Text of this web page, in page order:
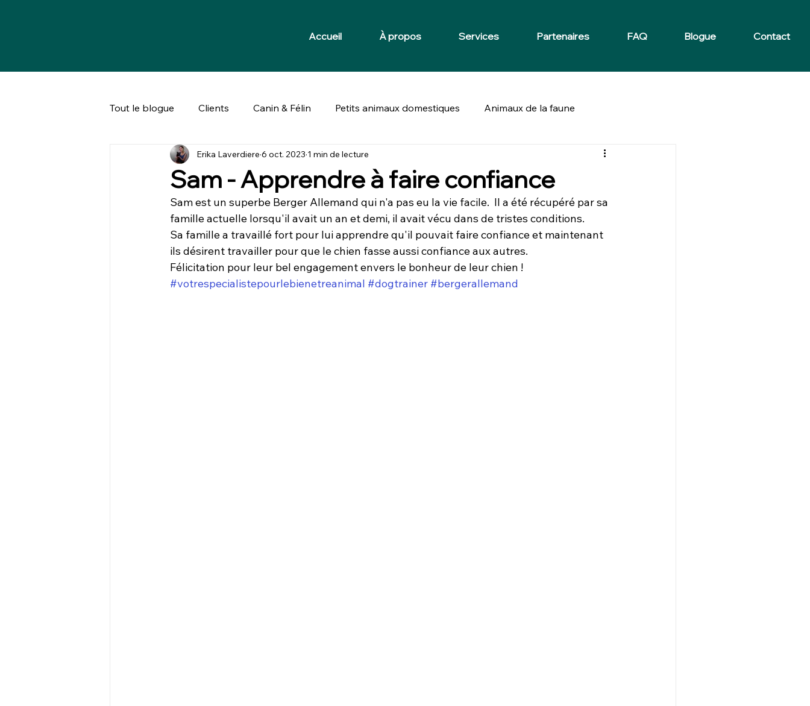
Accueil À propos Services Partenaires FAQ Blogue Contact
Tout le blogue Clients Canin & Félin Petits animaux domestiques Animaux de la faune
Bien-être animal & société
Sam - Apprendre à faire confiance
Erika Laverdiere 6 oct. 2023 1 min de lecture
Sam est un superbe Berger Allemand qui n'a pas eu la vie facile.  Il a été récupéré par sa
famille actuelle lorsqu'il avait un an et demi, il avait vécu dans de tristes conditions.
Sa famille a travaillé fort pour lui apprendre qu'il pouvait faire confiance et maintenant
ils désirent travailler pour que le chien fasse aussi confiance aux autres.
Félicitation pour leur bel engagement envers le bonheur de leur chien !
#votrespecialistepourlebienetreanimal #dogtrainer #bergerallemand